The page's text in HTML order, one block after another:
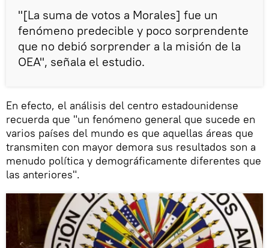
"[La suma de votos a Morales] fue un
fenómeno predecible y poco sorprendente
que no debió sorprender a la misión de la
OEA", señala el estudio.
En efecto, el análisis del centro estadounidense
recuerda que "un fenómeno general que sucede en
varios países del mundo es que aquellas áreas que
transmiten con mayor demora sus resultados son a
menudo política y demográficamente diferentes que
las anteriores".